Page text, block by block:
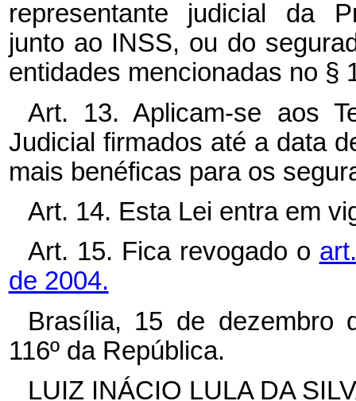
representante judicial da
junto ao INSS, ou do
entidades mencionadas no §
Art. 13. Aplicam-se aos
Judicial firmados até a data
mais benéficas para os
Art. 14. Esta Lei entra em
Art. 15. Fica revogado o
de 2004.
Brasília, 15 de dezembro
116º da República.
LUIZ INÁCIO LULA DA